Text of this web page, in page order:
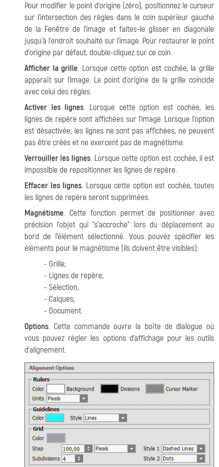
Pour modifier le point d'origine (zéro), positionnez le curseur
sur l'intersection des règles dans le coin supérieur gauche
de la Fenêtre de l'image et faites-le glisser en diagonale
jusqu'à l'endroit souhaité sur l'image. Pour restaurer le point
d'origine par défaut, double-cliquez sur ce coin.
Afficher la grille. Lorsque cette option est cochée, la grille
apparaît sur l'image. Le point d'origine de la grille coïncide
avec celui des règles.
Activer les lignes. Lorsque cette option est cochée, les
lignes de repère sont affichées sur l'image. Lorsque l'option
est désactivée, les lignes ne sont pas affichées, ne peuvent
pas être créés et ne exercent pas de magnétisme.
Verrouiller les lignes. Lorsque cette option est cochée, il est
impossible de repositionner les lignes de repère.
Effacer les lignes. Lorsque cette option est cochée, toutes
les lignes de repère seront supprimées.
Magnétisme. Cette fonction permet de positionner avec
précision l'objet qui "s'accroche" lors du déplacement au
bord de l'élément sélectionné. Vous pouvez spécifier les
éléments pour le magnétisme (ils doivent être visibles):
- Grille;
- Lignes de repère;
- Sélection;
- Calques;
- Document.
Options. Cette commande ouvre la boîte de dialogue où
vous pouvez régler les options d'affichage pour les outils
d'alignement.